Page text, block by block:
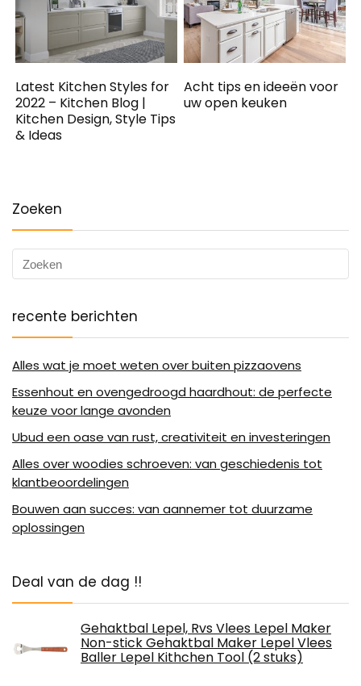
Latest Kitchen Styles for
2022 – Kitchen Blog |
Kitchen Design, Style Tips
& Ideas
Acht tips en ideeën voor
uw open keuken
Zoeken
recente berichten
Alles wat je moet weten over buiten pizzaovens
Essenhout en ovengedroogd haardhout: de perfecte
keuze voor lange avonden
Ubud een oase van rust, creativiteit en investeringen
Alles over woodies schroeven: van geschiedenis tot
klantbeoordelingen
Bouwen aan succes: van aannemer tot duurzame
oplossingen
Deal van de dag !!
Gehaktbal Lepel, Rvs Vlees Lepel Maker
Non-stick Gehaktbal Maker Lepel Vlees
Baller Lepel Kithchen Tool (2 stuks)